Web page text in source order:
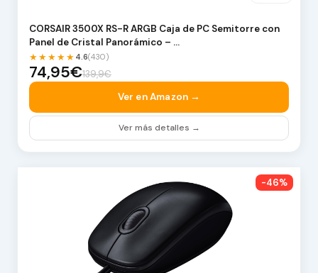
CORSAIR 3500X RS-R ARGB Caja de PC Semitorre con
Panel de Cristal Panorámico – …
★★★★★ 4.6(430)
74,95€139,9€
Ver en Amazon →
Ver más detalles →
-46%